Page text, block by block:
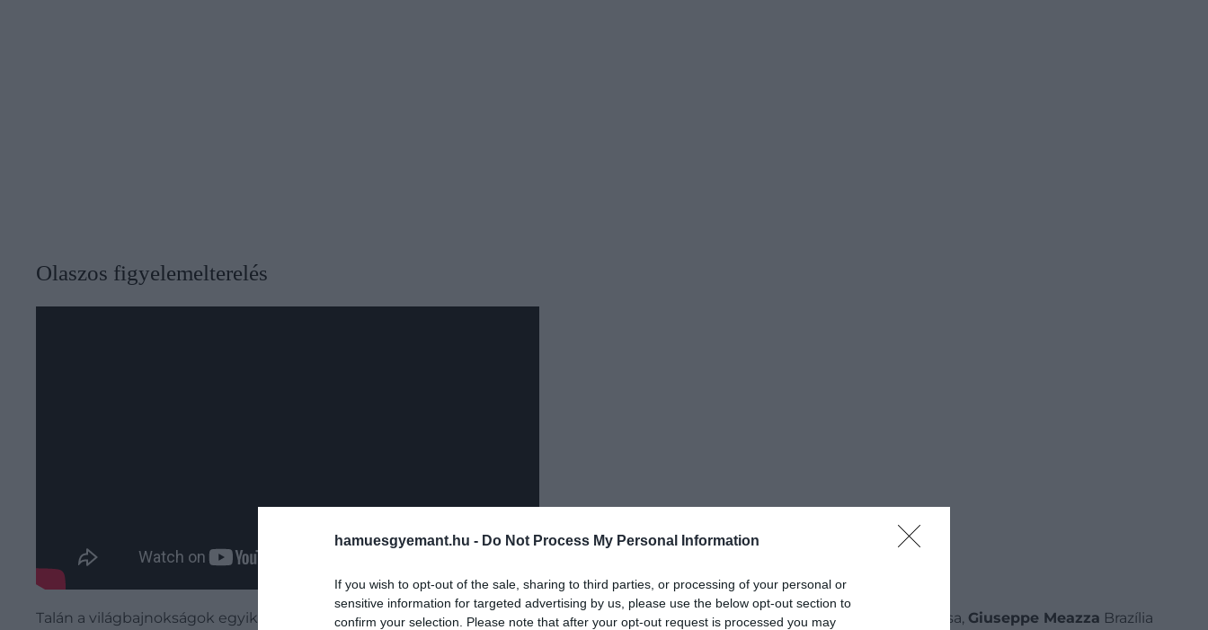
hamuesgyemant.hu - Do Not Process My Personal Information
If you wish to opt-out of the sale, sharing to third parties, or processing of your personal or
sensitive information for targeted advertising by us, please use the below opt-out section to
confirm your selection. Please note that after your opt-out request is processed you may
Olaszos figyelemelterelés
Talán a világbajnokságok egyik legszórakoztatóbb jelenete zajlott le az 1938-as francia vb-n. Az olasz labdarúgás első igazi klasszisa, Giuseppe Meazza Brazília